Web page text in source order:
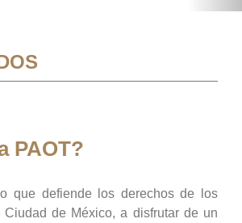
PAOT?
que defiende los derechos de los
Ciudad de México, a disfrutar de un